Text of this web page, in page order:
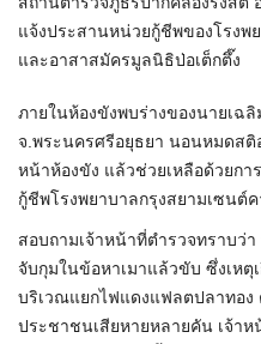
แจ้งประสานหน่วยกู้ชีพของโรงพ
และอาสาสมัครมูลนิธิป่อเต็กตึ๊ง
ภายในห้องขังพบร่างของนายเฉ
จ.พระนครศรีอยุธยา นอนหมดสติ
หน้าห้องขัง แล้วช่วยเหลือด้วยกา
กู้ชีพโรงพยาบาลกรุงสยามเซนต์
สอบถามเจ้าหน้าที่ตำรวจทราบว่
จับกุมในข้อหาเมาแล้วขับ ซึ่งเห
บริเวณแยกไฟแดงแฟลตปลาทอง
ประชาชนเสียหายหลายคัน เจ้า